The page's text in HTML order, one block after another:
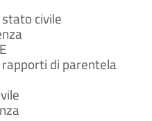
civile
di parentela